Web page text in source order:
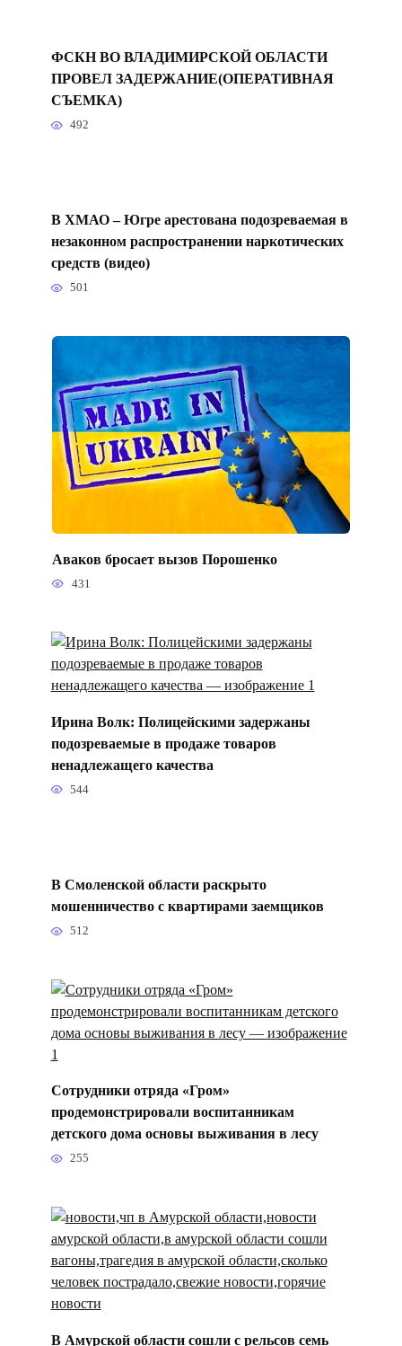
ФСКН ВО ВЛАДИМИРСКОЙ ОБЛАСТИ
ПРОВЕЛ ЗАДЕРЖАНИЕ(ОПЕРАТИВНАЯ
СЪЕМКА)
492
В ХМАО – Югре арестована подозреваемая в
незаконном распространении наркотических
средств (видео)
501
Аваков бросает вызов Порошенко
431
Ирина Волк: Полицейскими задержаны
подозреваемые в продаже товаров
ненадлежащего качества
544
В Смоленской области раскрыто
мошенничество с квартирами заемщиков
512
Сотрудники отряда «Гром»
продемонстрировали воспитанникам
детского дома основы выживания в лесу
255
В Амурской области сошли с рельсов семь